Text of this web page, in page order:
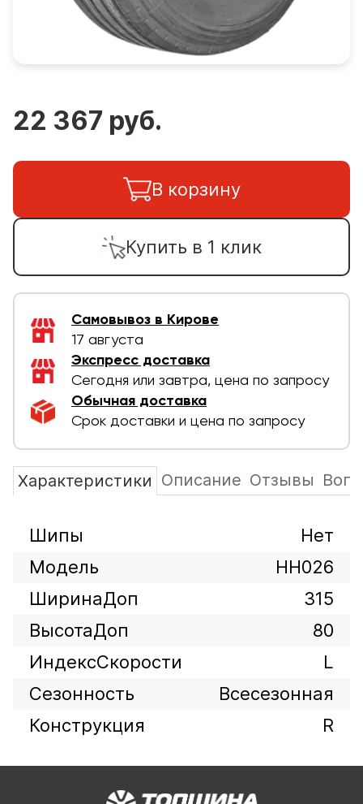
22 367 руб.
В корзину
Купить в 1 клик
Самовывоз в Кирове
17 августа
Экспресс доставка
Сегодня или завтра, цена по запросу
Обычная доставка
Срок доставки и цена по запросу
Характеристики Описание Отзывы
Шипы
Нет
Модель
HH026
ШиринаДоп
315
ВысотаДоп
80
ИндексСкорости
L
Сезонность
Всесезонная
Конструкция
R